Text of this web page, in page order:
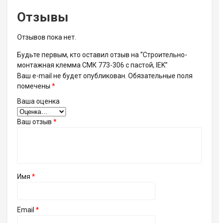
Отзывы
Отзывов пока нет.
Будьте первым, кто оставил отзыв на “Строительно-
монтажная клемма СМК 773-306 с пастой, IEK”
Ваш e-mail не будет опубликован. Обязательные поля
помечены *
Ваша оценка
Ваш отзыв *
Имя *
Email *